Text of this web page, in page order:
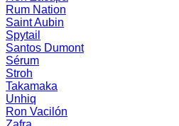
Rum Nation
Saint Aubin
Spytail
Santos Dumont
Sérum
Stroh
Takamaka
Unhiq
Ron Vacilón